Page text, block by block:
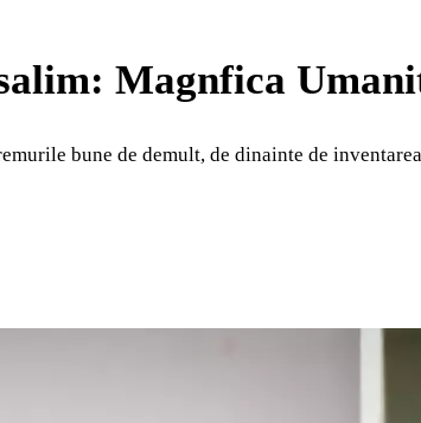
Magnfica
bune de demult, de dinainte de